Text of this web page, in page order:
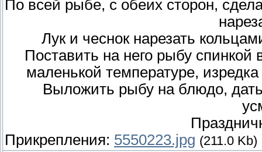
По всей рыбе, с обеих сторон,
Лук и чеснок нарезать
Поставить на него рыбу спинкой
маленькой температуре,
Выложить рыбу на блюдо,
Прикрепления: 5550223.jpg (211.0 Kb)